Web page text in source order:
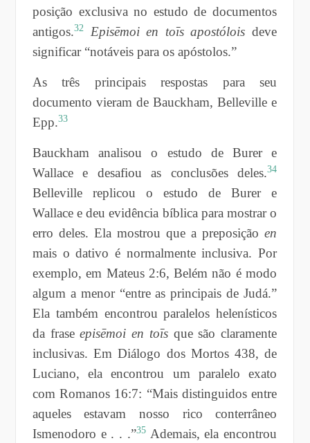
posição exclusiva no estudo de documentos
antigos.32 Episēmoi en toīs apostólois deve
significar “notáveis para os apóstolos.”
As três principais respostas para seu
documento vieram de Bauckham, Belleville e
Epp.33
Bauckham analisou o estudo de Burer e
Wallace e desafiou as conclusões deles.34
Belleville replicou o estudo de Burer e
Wallace e deu evidência bíblica para mostrar o
erro deles. Ela mostrou que a preposiçãoen
mais o dativo é normalmente inclusiva. Por
exemplo, em Mateus 2:6, Belém não é modo
algum a menor “entre as principais de Judá.”
Ela também encontrou paralelos helenísticos
da fraseepisēmoi en toīsque são claramente
inclusivas. Em Diálogo dos Mortos 438, de
Luciano, ela encontrou um paralelo exato
com Romanos 16:7: “Mais distinguidos entre
aqueles estavam nosso rico conterrâneo
Ismenodoro e . . .”35Ademais, ela encontrou